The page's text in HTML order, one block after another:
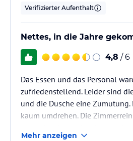
Verifizierter Aufenthalt
Nettes, in die Jahre
4,8 / 6
Das Essen und das Personal
zufriedenstellend. Leider sind
und die Dusche eine
kaum umdrehen. Die
Mehr anzeigen